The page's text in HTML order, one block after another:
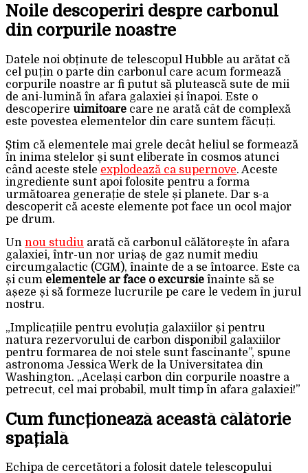
Noile descoperiri despre carbonul
din corpurile noastre
Datele noi obținute de telescopul Hubble au arătat că
cel puțin o parte din carbonul care acum formează
corpurile noastre ar fi putut să plutească sute de mii
de ani-lumină în afara galaxiei și înapoi. Este o
descoperire uimitoare care ne arată cât de complexă
este povestea elementelor din care suntem făcuți.
Știm că elementele mai grele decât heliul se formează
în inima stelelor și sunt eliberate în cosmos atunci
când aceste stele explodează ca supernove. Aceste
ingrediente sunt apoi folosite pentru a forma
următoarea generație de stele și planete. Dar s-a
descoperit că aceste elemente pot face un ocol major
pe drum.
Un nou studiu arată că carbonul călătorește în afara
galaxiei, într-un nor uriaș de gaz numit mediu
circumgalactic (CGM), înainte de a se întoarce. Este ca
și cum elementele ar face o excursie înainte să se
așeze și să formeze lucrurile pe care le vedem în jurul
nostru.
„Implicațiile pentru evoluția galaxiilor și pentru
natura rezervorului de carbon disponibil galaxiilor
pentru formarea de noi stele sunt fascinante”, spune
astronoma Jessica Werk de la Universitatea din
Washington. „Același carbon din corpurile noastre a
petrecut, cel mai probabil, mult timp în afara galaxiei!”
Cum funcționează această călătorie
spațială
Echipa de cercetători a folosit datele telescopului